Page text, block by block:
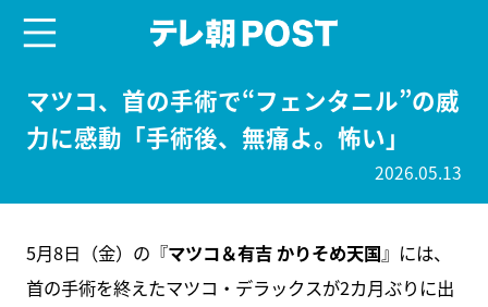
マツコ、首の手術で“フェンタニル”の威
力に感動「手術後、無痛よ。怖い」
2026.05.13
5月8日（金）の『マツコ＆有吉 かりそめ天国』には、
首の手術を終えたマツコ・デラックスが2カ月ぶりに出